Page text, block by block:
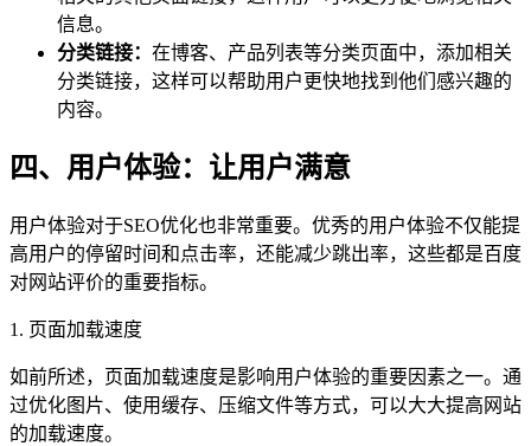
信息。
分类链接： 在博客、产品列表等分类页面中，添加相关
分类链接，这样可以帮助用户更快地找到他们感兴趣的
内容。
四、用户体验：让用户满意
用户体验对于SEO优化也非常重要。优秀的用户体验不仅能提
高用户的停留时间和点击率，还能减少跳出率，这些都是百度
对网站评价的重要指标。
1. 页面加载速度
如前所述，页面加载速度是影响用户体验的重要因素之一。通
过优化图片、使用缓存、压缩文件等方式，可以大大提高网站
的加载速度。